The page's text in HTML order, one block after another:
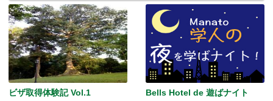
ビザ取得体験記 Vol.1 Bells Hotel de 遊ばナイト